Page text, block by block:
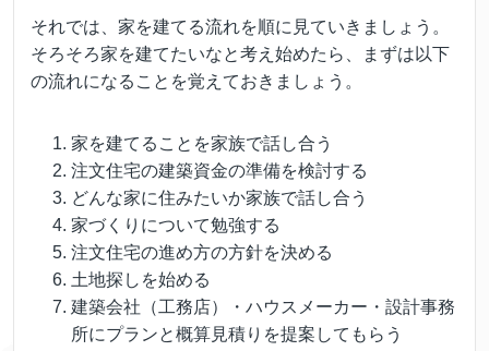
それでは、家を建てる流れを順に見ていきましょう。
そろそろ家を建てたいなと考え始めたら、まずは以下
の流れになることを覚えておきましょう。
家を建てることを家族で話し合う
注文住宅の建築資金の準備を検討する
どんな家に住みたいか家族で話し合う
家づくりについて勉強する
注文住宅の進め方の方針を決める
土地探しを始める
建築会社（工務店）・ハウスメーカー・設計事務
所にプランと概算見積りを提案してもらう